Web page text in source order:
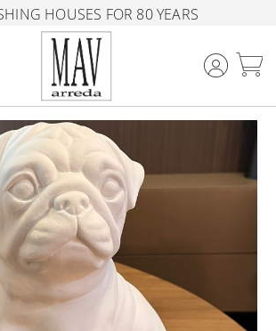
HOUSES FOR 80 YEARS